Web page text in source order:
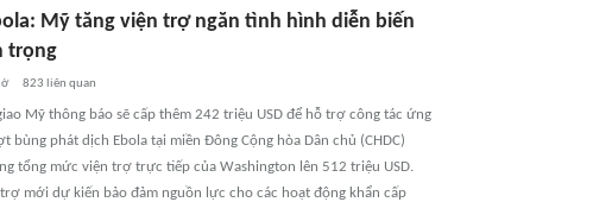
Mỹ tăng viện trợ ngăn tình hình diễn biến
trọng
823 liên quan
Mỹ thông báo sẽ cấp thêm 242 triệu USD để hỗ trợ công tác ứng
bùng phát dịch Ebola tại miền Đông Cộng hòa Dân chủ (CHDC)
tổng mức viện trợ trực tiếp của Washington lên 512 triệu USD.
mới dự kiến bảo đảm nguồn lực cho các hoạt động khẩn cấp